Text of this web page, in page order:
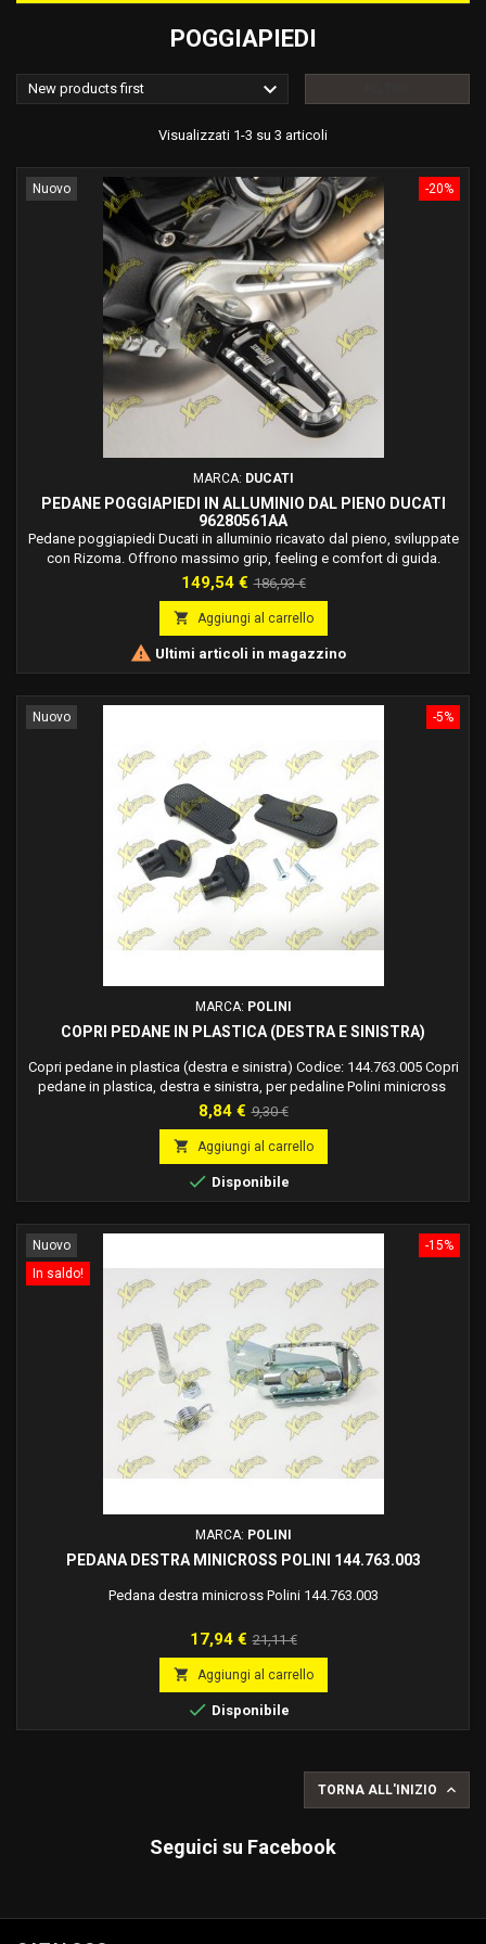
POGGIAPIEDI
New products first 
Visualizzati 1-3 su 3 articoli
-20%
Nuovo
MARCA: DUCATI
PEDANE POGGIAPIEDI IN ALLUMINIO DAL PIENO DUCATI
96280561AA
Pedane poggiapiedi Ducati in alluminio ricavato dal pieno, sviluppate
con Rizoma. Offrono massimo grip, feeling e comfort di guida.
Prezzo
149,54 € Prezzo
base
186,93 €
 Aggiungi al carrello
 Ultimi articoli in magazzino
-5%
Nuovo
MARCA: POLINI
COPRI PEDANE IN PLASTICA (DESTRA E SINISTRA)
Copri pedane in plastica (destra e sinistra) Codice: 144.763.005 Copri
pedane in plastica, destra e sinistra, per pedaline Polini minicross
Prezzo
8,84 € Prezzo
base
9,30 €
 Aggiungi al carrello
 Disponibile
-15%
Nuovo
In saldo!
MARCA: POLINI
PEDANA DESTRA MINICROSS POLINI 144.763.003
Pedana destra minicross Polini 144.763.003
Prezzo
17,94 € Prezzo
base
21,11 €
 Aggiungi al carrello
 Disponibile
TORNA ALL'INIZIO 
Seguici su Facebook